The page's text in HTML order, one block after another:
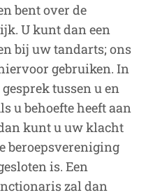
bent over de
U kunt dan een
bij uw tandarts; ons
gebruiken. In
tussen u en
u behoefte heeft aan
kunt u uw klacht
beroepsvereniging
is. Een
zal dan